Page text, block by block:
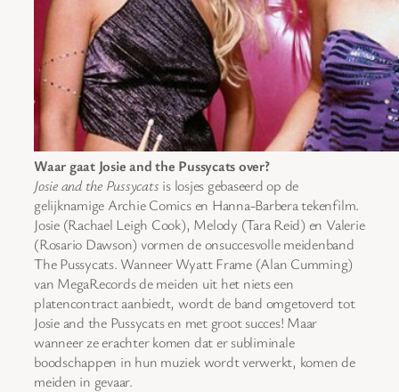
Waar gaat Josie and the Pussycats over?
Josie and the Pussycats is losjes gebaseerd op de
gelijknamige Archie Comics en Hanna-Barbera tekenfilm.
Josie (Rachael Leigh Cook), Melody (Tara Reid) en Valerie
(Rosario Dawson) vormen de onsuccesvolle meidenband
The Pussycats. Wanneer Wyatt Frame (Alan Cumming)
van MegaRecords de meiden uit het niets een
platencontract aanbiedt, wordt de band omgetoverd tot
Josie and the Pussycats en met groot succes! Maar
wanneer ze erachter komen dat er subliminale
boodschappen in hun muziek wordt verwerkt, komen de
meiden in gevaar.